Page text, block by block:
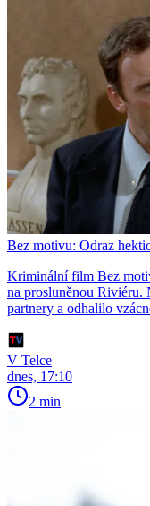
Bez motivu: Odraz
Kriminální film Bez
na prosluněnou Riviéru.
partnery a odhalilo
V Telce
dnes, 17:10
2 min